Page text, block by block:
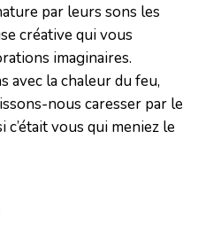
par leurs sons les
créative qui vous
imaginaires.
avec la chaleur du feu,
nous caresser par le
c’était vous qui meniez le